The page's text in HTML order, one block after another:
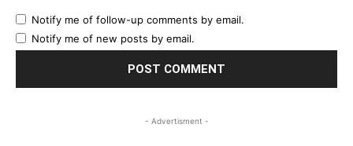
Notify me of follow-up comments by email.
Notify me of new posts by email.
- Advertisment -